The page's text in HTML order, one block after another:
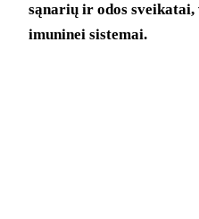
sąnarių ir odos
imuninei sistemai.